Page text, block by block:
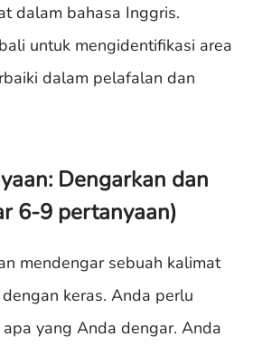
dalam bahasa Inggris.
untuk mengidentifikasi area
dalam pelafalan dan
Dengarkan dan
6-9 pertanyaan)
mendengar sebuah kalimat
keras. Anda perlu
yang Anda dengar. Anda